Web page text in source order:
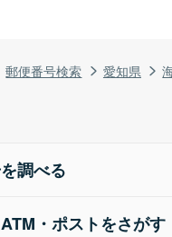
郵便番号検索 愛知県
調べる
・ポストをさがす